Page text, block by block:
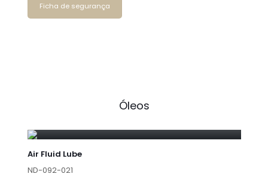
Ficha de segurança
Óleos
Air Fluid Lube
ND-092-021